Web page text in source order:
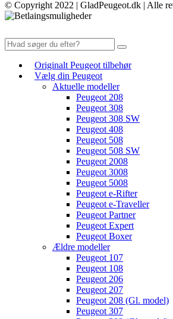
© Copyright 2022 | GladPeugeot.dk | Alle
Originalt Peugeot tilbehør
Vælg din Peugeot
Aktuelle modeller
Peugeot 208
Peugeot 308
Peugeot 308 SW
Peugeot 408
Peugeot 508
Peugeot 508 SW
Peugeot 2008
Peugeot 3008
Peugeot 5008
Peugeot e-Rifter
Peugeot e-Traveller
Peugeot Partner
Peugeot Expert
Peugeot Boxer
Ældre modeller
Peugeot 107
Peugeot 108
Peugeot 206
Peugeot 207
Peugeot 208 (Gl. model)
Peugeot 307